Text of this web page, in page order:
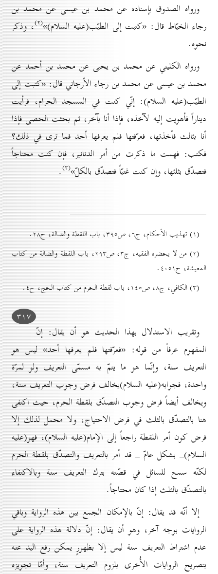
ورواه الصدوق بإسناده عن محمد بن عيسى عن محمد بن
رجاء الخيّاط قال: «كتبت إلى الطيّب(علیه السلام)»(۲) ، وذكر
نحوه.
ورواه الكليني عن محمد بن يحيى عن محمد بن أحمد عن
محمد بن عيسى عن محمد بن رجاء الأرجاني قال: «كتبت إلى
الطيّب(علیه السلام): إنّي كنت في المسجد الحرام، فرأيت
ديناراً فأهويت إليه لآخذه، فإذا أنا بآخر، ثم بحثت الحصى فإذا
أنا بثالث فأخذتها، فعرّفتها فلم يعرفها أحد فما ترى في ذلك؟
فكتب: فهمت ما ذكرت من أمر الدنانير، فإن كنت محتاجاً
فتصدّق بثلثها، وإن كنت غنيّاً فتصدّق بالكلّ»(۳) .
(۱) تهذيب الأحكام، ج٦، ص۳۹٥، باب اللقطة والضالة، ح۲۸.
(۲) من لا يحضره الفقيه، ج۳، ص۲۹۳، باب اللقطة والضالة من کتاب
المعيشة، ح٤٠٥۱.
(۳) الكافي، ج۸، ص۱٤٥، باب لقطة الحرم من كتاب الحج، ح٤.
۳۱۷
وتقريب الاستدلال بهذا الحديث هو أن يقال: إنّ
المفهوم عرفاً من قوله: «فعرّفتها فلم يعرفها أحد» ليس هو
التعريف سنة، وإنّما هو ما يتمّ به مسمّى التعريف ولو لمرّة
واحدة، فجوابه(علیه السلام)يخالف فرض وجوب التعريف سنة،
ويخالف أيضاً فرض وجوب التصدّق بلقطة الحرم، حيث اكتفى
هنا بالتصدّق بالثلث في فرض الاحتياج، ولا محمل لذلك إلا
فرض كون أمر اللقطة راجعاً إلى الإمام(علیه السلام)، فهو(علیه
السلام)_ بشكل عامّ _ قد أمر بالتعريف والتصدّق بلقطة الحرم
لكنّه سمح للسائل في قصّته بترك التعريف سنة وبالاكتفاء
بالتصدّق بالثلث إذا كان محتاجاً.
إلا أنّه قد يقال: إنّ بالإمكان الجمع بين هذه الرواية وباقي
الروايات بوجه آخر، وهو أن يقال: إنّ دلالة هذه الرواية على
عدم اشتراط التعريف سنة ليس إلا بظهورٍ يمكن رفع اليد عنه
بتصريح الروايات الأُخرى بلزوم التعريف سنة، وأمّا تجويزه